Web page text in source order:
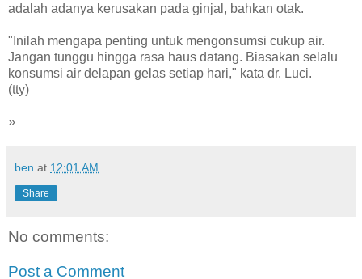
adalah adanya kerusakan pada ginjal, bahkan otak.
"Inilah mengapa penting untuk mengonsumsi cukup air.
Jangan tunggu hingga rasa haus datang. Biasakan selalu
konsumsi air delapan gelas setiap hari," kata dr. Luci.
(tty)
»
ben at 12:01 AM
Share
No comments:
Post a Comment